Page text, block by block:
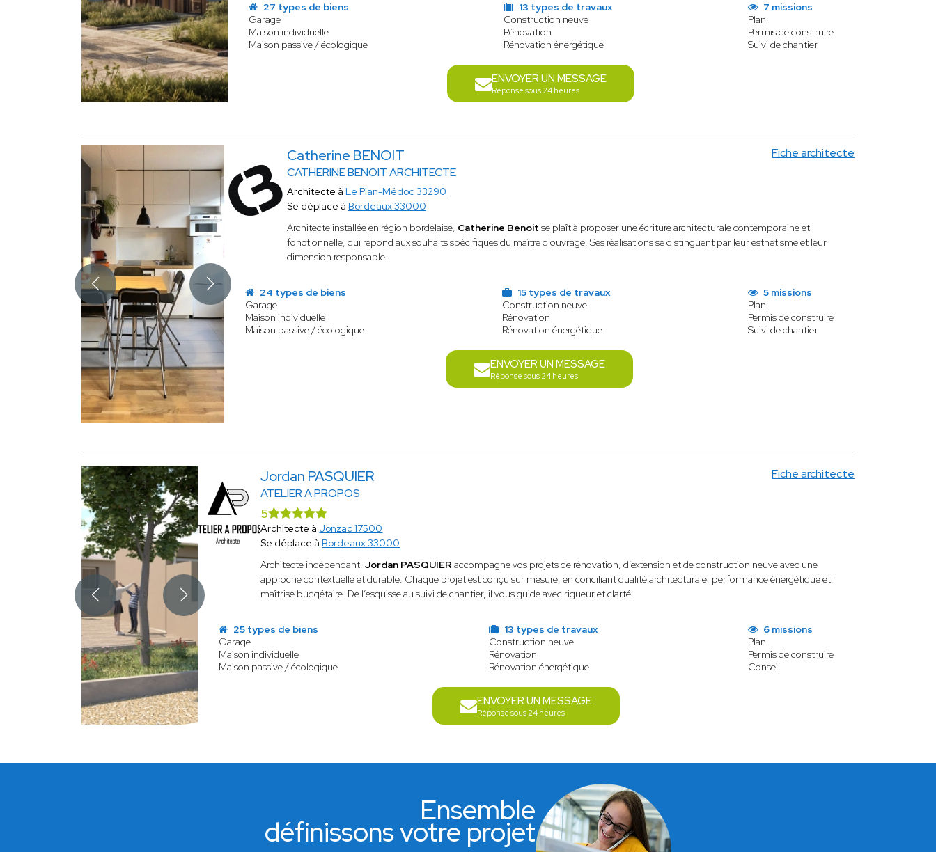
27 types de biens
Garage
Maison individuelle
Maison passive / écologique
13 types de travaux
Construction neuve
Rénovation
Rénovation énergétique
7 missions
Plan
Permis de construire
Suivi de chantier
ENVOYER UN MESSAGE
Réponse sous 24 heures
Catherine BENOIT
CATHERINE BENOIT ARCHITECTE
Fiche architecte
Architecte à Le Pian-Médoc 33290
Se déplace à Bordeaux 33000
Architecte installée en région bordelaise, Catherine Benoit se plaît à proposer une écriture architecturale contemporaine et
fonctionnelle, qui répond aux souhaits spécifiques du maître d’ouvrage. Ses réalisations se distinguent par leur esthétisme et leur
dimension responsable.
24 types de biens
Garage
Maison individuelle
Maison passive / écologique
15 types de travaux
Construction neuve
Rénovation
Rénovation énergétique
5 missions
Plan
Permis de construire
Suivi de chantier
ENVOYER UN MESSAGE
Réponse sous 24 heures
Jordan PASQUIER
ATELIER A PROPOS
Fiche architecte
5
Architecte à Jonzac 17500
Se déplace à Bordeaux 33000
Architecte indépendant,Jordan PASQUIERaccompagne vos projets de rénovation, d’extension et de construction neuve avec une
approche contextuelle et durable. Chaque projet est conçu sur mesure, en conciliant qualité architecturale, performance énergétique et
maîtrise budgétaire. De l’esquisse au suivi de chantier, il vous guide avec rigueur et clarté.
25 types de biens
Garage
Maison individuelle
Maison passive / écologique
13 types de travaux
Construction neuve
Rénovation
Rénovation énergétique
6 missions
Plan
Permis de construire
Conseil
ENVOYER UN MESSAGE
Réponse sous 24 heures
Ensemble
définissons votre projet